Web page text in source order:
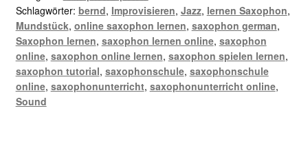
Schlagwörter: bernd, Improvisieren, Jazz, lernen Saxophon,
Mundstück, online saxophon lernen, saxophon german,
Saxophon lernen, saxophon lernen online, saxophon
online, saxophon online lernen, saxophon spielen lernen,
saxophon tutorial, saxophonschule, saxophonschule
online, saxophonunterricht, saxophonunterricht online,
Sound